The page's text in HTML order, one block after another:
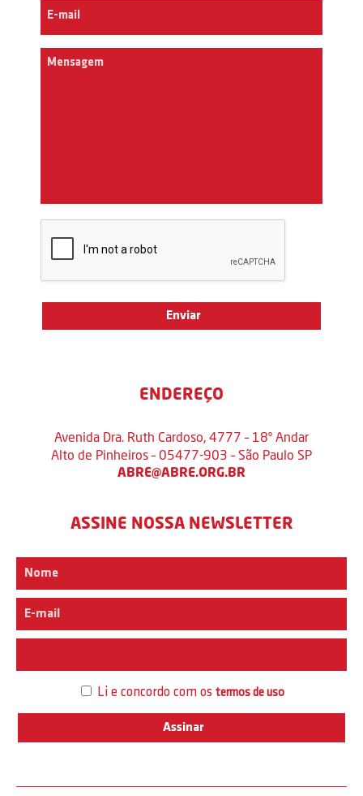
ENDEREÇO
Avenida Dra. Ruth Cardoso, 4777 – 18º Andar
Alto de Pinheiros – 05477-903 – São Paulo SP
ABRE@ABRE.ORG.BR
ASSINE NOSSA NEWSLETTER
Li e concordo com os termos de uso